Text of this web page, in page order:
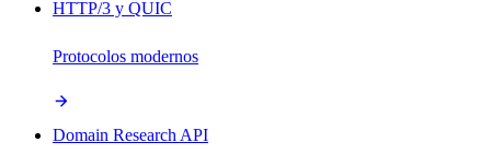
HTTP/3 y QUIC
Protocolos modernos
Domain Research API